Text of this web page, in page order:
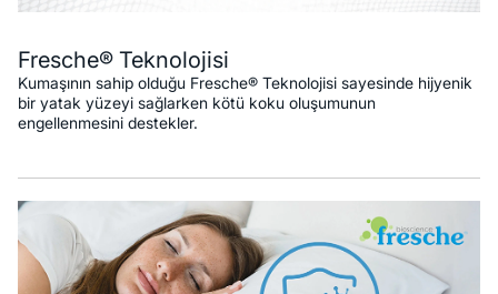
Fresche® Teknolojisi
Kumaşının sahip olduğu Fresche® Teknolojisi sayesinde hijyenik
bir yatak yüzeyi sağlarken kötü koku oluşumunun
engellenmesini destekler.